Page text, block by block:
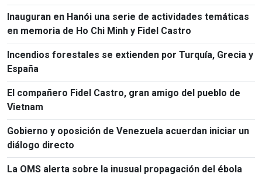
Inauguran en Hanói una serie de actividades temáticas
en memoria de Ho Chi Minh y Fidel Castro
Incendios forestales se extienden por Turquía, Grecia y
España
El compañero Fidel Castro, gran amigo del pueblo de
Vietnam
Gobierno y oposición de Venezuela acuerdan iniciar un
diálogo directo
La OMS alerta sobre la inusual propagación del ébola